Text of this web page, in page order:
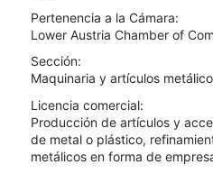
Pertenencia a la Cámara:
Lower Austria Chamber of
Sección:
Maquinaria y artículos
Licencia comercial:
Producción de artículos y
de metal o plástico,
metálicos en forma de